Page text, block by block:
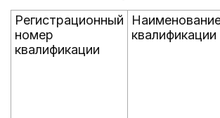
Регистрационный
номер
квалификации
квалификации